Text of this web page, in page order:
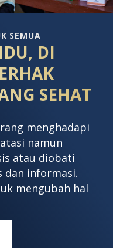
SEMUA
DI
SEHAT
menghadapi
namun
atau diobati
dan informasi.
mengubah hal
DI MANAPUN,